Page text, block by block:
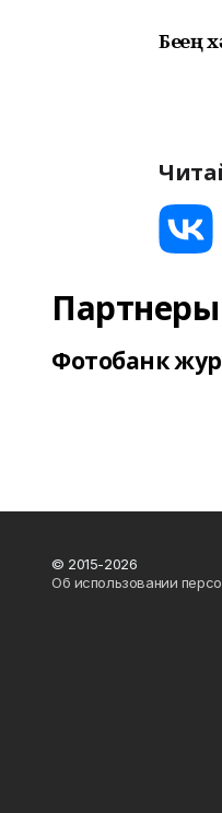
Беҙҙең
Партнеры
Фотобанк
© 2015-2026
Об использовании